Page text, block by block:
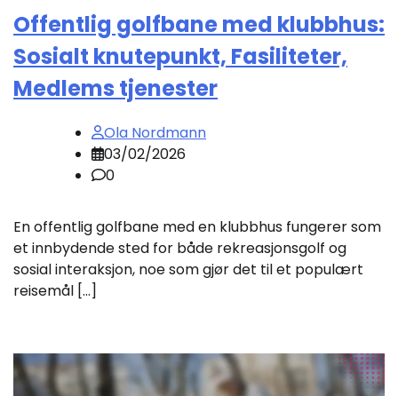
Offentlig golfbane med klubbhus:
Sosialt knutepunkt, Fasiliteter,
Medlems tjenester
Ola Nordmann
03/02/2026
0
En offentlig golfbane med en klubbhus fungerer som
et innbydende sted for både rekreasjonsgolf og
sosial interaksjon, noe som gjør det til et populært
reisemål […]